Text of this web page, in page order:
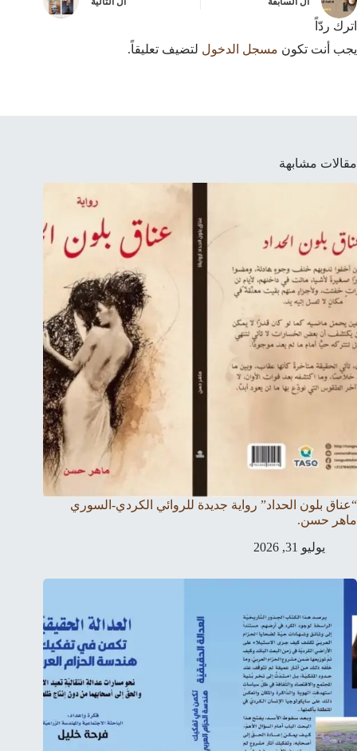
اترك ردّاً
يجب أنت تكون مسجل الدخول لتضيف تعليقاً.
مقالات مشابهة
“عناق بلون الحداد” رواية جديدة للروائي الكردي-السوري
ماهر حسن.
يوليو 31, 2026